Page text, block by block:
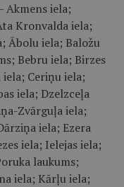
Akmens iela;
Kronvalda iela;
Ābolu iela; Baložu
Bebru iela; Birzes
iela; Ceriņu iela;
iela; Dzelzceļa
Zvārguļa iela;
iela; Ezera
iela; Ielejas iela;
laukums;
iela; Kārļu iela;